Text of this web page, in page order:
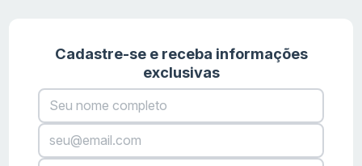
Cadastre-se e receba informações
exclusivas